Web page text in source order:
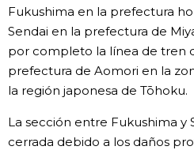
Más
Datos de Japón
Fukushima en la prefectura
Sendai en la prefectura de
por completo la línea de tren
prefectura de Aomori en la
la región japonesa de Tōhoku.
La sección entre Fukushima y
cerrada debido a los daños